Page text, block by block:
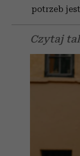
potrzeb
Czytaj